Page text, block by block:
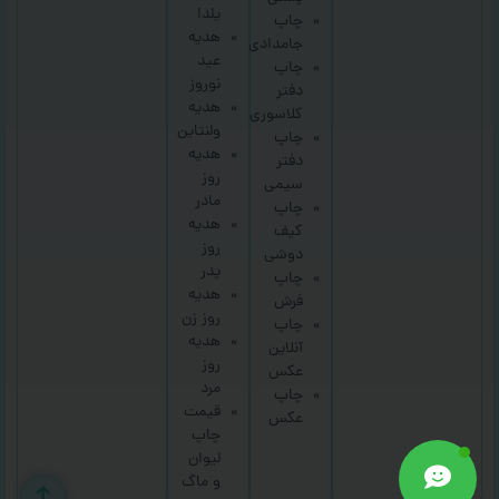
چاپ
جامدادی
چاپ
دفتر
کلاسوری
چاپ
دفتر
سیمی
چاپ
کیف
دوشی
چاپ
فرش
چاپ
آنلاین
عکس
چاپ
عکس
یلدا
هدیه
عید
نوروز
هدیه
ولنتاین
هدیه
روز
مادر
هدیه
روز
پدر
هدیه
روز زن
هدیه
روز
مرد
قیمت
چاپ
لیوان
و ماگ